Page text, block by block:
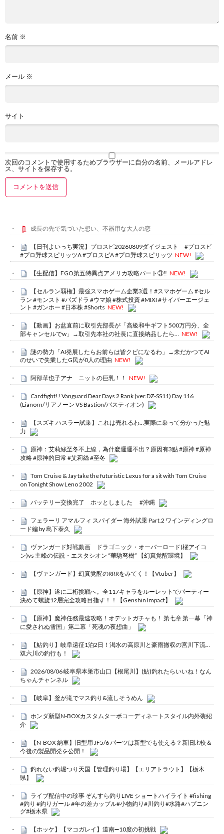
名前 ※
メール ※
サイト
次回のコメントで使用するためブラウザーに自分の名前、メールアドレ
ス、サイトを保存する。
成長の先で気づいた想い、不器用な大人の恋
【日刊よいっち実況】プロスピ20260809ダイジェスト #プロスピ
#プロ野球スピリッツA #プロスピA #プロ野球スピリッツ NEW!
【生配信】FGO第五特異点アメリカ攻略パート③‼️ NEW!
【セルラン覇権】最強スマホゲーム企業3選！#スマホゲーム #セル
ラン #モンスト #パズドラ #ウマ娘 #株式投資 #MIXI #サイバーエージェ
ント #ガンホー #日本株 #Shorts NEW!
【動画】お盆直前に取引先部長が「高級和牛ギフト500万円分、全
部キャンセルでw」→取引先本社の社長に直接納品したら…
NEW!
謎の勢力「AI発展したらお前らは皆クビになるわ」→未だかつてAI
のせいで失業したG民が0人の理由 NEW!
阿部華也子アナ ニットの巨乳！！ NEW!
Cardfight!! Vanguard Dear Days 2 Rank (ver.DZ-SS11) Day 116
(Lianorn/リアノーン VS Bastion/バスティオン)
【スズキ ハスラー試乗】これは売れるわ…実際に乗って分かった魅
力
原神：艾莉絲至冬不上線，為什麼遲遲不出？原因有3點 #原神 #原神
攻略 #原神的日常 #艾莉絲 #至冬
Tom Cruise & Jay take the futuristic Lexus for a sit with Tom Cruise
on Tonight Show Leno 2002
バッテリー交換完了 ホッとしました #沖縄
フェラーリ アマルフィ スパイダー 海外試乗 Part.2 ワインディングロ
ード編 by 島下泰久
ヴァンガード対戦動画 ドラゴニック・オーバーロード(櫂アイコ
ン)vs 主峰の伝説・エスタシオン “華馳弩樹” 【幻真覚醒環境】
【ヴァンガード】幻真覚醒のRRRをみてく！【Vtuber】
【原神】遂に二桁挑戦へ。全117キャラをルーレットでパーティー
決めて螺旋12層完全攻略目指す！！【Genshin Impact】
【原神】魔神任務最速攻略！オデットガチャも！ 第七章 第一幕「神
に愛されぬ雪国」第二幕「死魂の夜想曲」
【鮎釣り】岐阜遠征1泊2日！渇水の高原川と豪雨撤収の宮川下流…
双六川の釣行も！
2026/08/06 岐阜県本巣市山口【根尾川】(鮎)釣れたらいいね！なん
ちゃんチャンネル
【岐阜】釜が滝でマス釣り&流しそうめん
ホンダ新型N-BOXカスタムターボコーディネートスタイル内外装紹
介
【N-BOX 納車】旧型用 JF5/6 パーツは新型でも使える？新旧比較＆
今後の製品開発を公開！
釣れない釣堀つり天国【管理釣り場】【エリアトラウト】【栃木
県】
ライブ配信中の珍事 ぞんすら釣りLIVE ショートハイライト #fishing
#釣り #釣りガール #年の差カップル#小物釣り#川釣り#水路#ハプニン
グ#栃木県
【ホッケ】【マコガレイ】道南➖10度の初挑戦